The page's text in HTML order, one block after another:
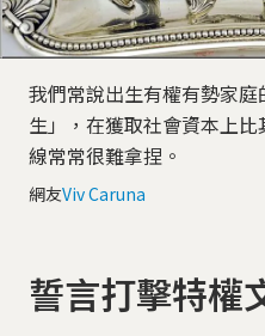
我們常說出生有權有勢家
生」，在獲取社會資本上
線常常很難拿捏。
網友Viv Caruna
誓言打擊特權